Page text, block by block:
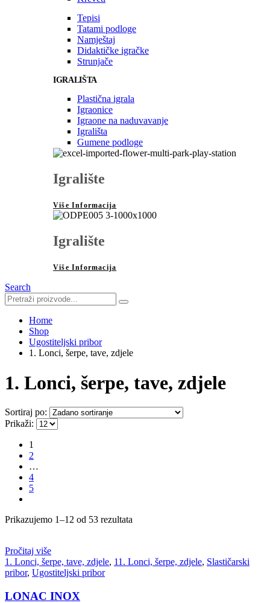
Tepisi
Tatami podloge
Namještaj
Didaktičke igračke
Strunjače
IGRALIŠTA
Plastična igrala
Igraonice
Igraone na naduvavanje
Igrališta
Gumene podloge
Igralište
Više Informacija
Igralište
Više Informacija
Search
Home
Shop
Ugostiteljski pribor
1. Lonci, šerpe, tave, zdjele
1. Lonci, šerpe, tave, zdjele
Sortiraj po:
Prikaži:
1
2
…
4
5
Prikazujemo 1–12 od 53 rezultata
Pročitaj više
1. Lonci, šerpe, tave, zdjele, 11. Lonci, šerpe, zdjele, Slastičarski
pribor, Ugostiteljski pribor
LONAC INOX